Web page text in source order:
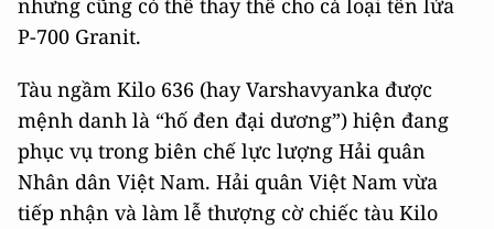
nhưng cũng có thể thay thế cho cả loại tên lửa
P-700 Granit.
Tàu ngầm Kilo 636 (hay Varshavyanka được
mệnh danh là “hố đen đại dương”) hiện đang
phục vụ trong biên chế lực lượng Hải quân
Nhân dân Việt Nam. Hải quân Việt Nam vừa
tiếp nhận và làm lễ thượng cờ chiếc tàu Kilo